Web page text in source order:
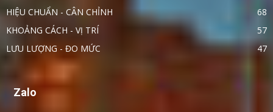
HIỆU CHUẨN - CÂN CHỈNH
68
KHOẢNG CÁCH - VỊ TRÍ
57
LƯU LƯỢNG - ĐO MỨC
47
Zalo